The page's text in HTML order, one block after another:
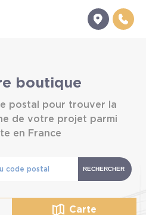
boutique
postal pour trouver la
de votre projet parmi
en France
RECHERCHER
Carte